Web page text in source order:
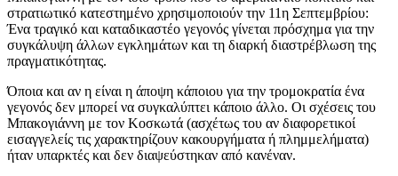
στρατιωτικό κατεστημένο χρησιμοποιούν την 11η Σεπτεμβρίου:
Ένα τραγικό και καταδικαστέο γεγονός γίνεται πρόσχημα για την
συγκάλυψη άλλων εγκλημάτων και τη διαρκή διαστρέβλωση της
πραγματικότητας.
Όποια και αν η είναι η άποψη κάποιου για την τρομοκρατία ένα
γεγονός δεν μπορεί να συγκαλύπτει κάποιο άλλο. Οι σχέσεις του
Μπακογιάννη με τον Κοσκωτά (ασχέτως του αν διαφορετικοί
εισαγγελείς τις χαρακτηρίζουν κακουργήματα ή πλημμελήματα)
ήταν υπαρκτές και δεν διαψεύστηκαν από κανέναν.